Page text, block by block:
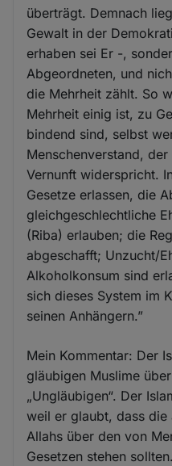
überträgt. Demnach
Gewalt in der
erhaben sei Er -,
Abgeordneten, und
die Mehrheit zählt. So
Mehrheit einig ist, zu
bindend sind, selbst
Menschenverstand,
Vernunft widerspricht.
Gesetze erlassen, die
gleichgeschlechtliche
(Riba) erlauben; die
abgeschafft; Unzucht/
Alkoholkonsum sind
sich dieses System im
seinen Anhängern.”
Mein Kommentar: Der
gläubigen Muslime
„Ungläubigen“. Der
weil er glaubt, dass die
Allahs über den von
Gesetzen stehen